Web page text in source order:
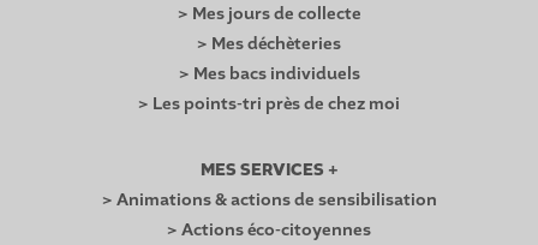
> Mes jours de collecte
> Mes déchèteries
> Mes bacs individuels
> Les points-tri près de chez moi
MES SERVICES +
> Animations & actions de sensibilisation
> Actions éco-citoyennes